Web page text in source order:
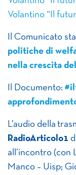
Volantino “Il
Il Comunicato
politiche di
nella crescita
Il Documento:
L’audio della
RadioArticolo1
all’incontro (con
Manco – Uisp;